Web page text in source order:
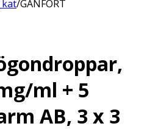
kat/GANFORT
ml + 5
AB, 3 x 3